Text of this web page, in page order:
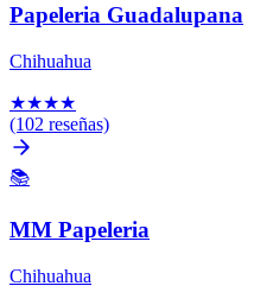
Papeleria Guadalupana
Chihuahua
★★★★
(102 reseñas)
📚
MM Papeleria
Chihuahua